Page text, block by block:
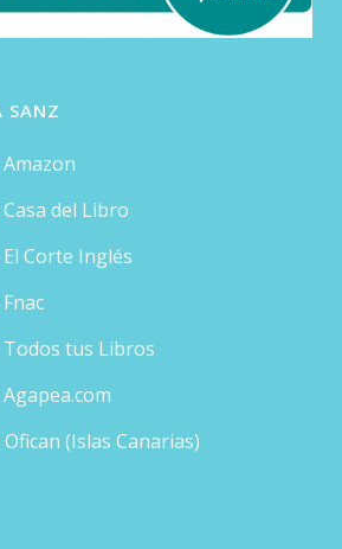
SANZ
del Libro
Corte Inglés
tus Libros
(Islas Canarias)